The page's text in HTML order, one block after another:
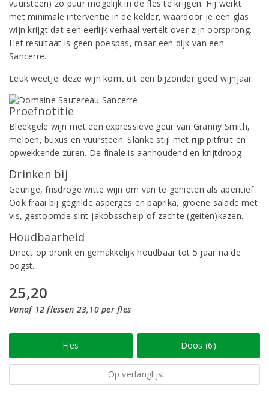
vuursteen) zo puur mogelijk in de fles te krijgen. Hij werkt
met minimale interventie in de kelder, waardoor je een glas
wijn krijgt dat een eerlijk verhaal vertelt over zijn oorsprong.
Het resultaat is geen poespas, maar een dijk van een
Sancerre.
Leuk weetje: deze wijn komt uit een bijzonder goed wijnjaar.
Proefnotitie
Bleekgele wijn met een expressieve geur van Granny Smith,
meloen, buxus en vuursteen. Slanke stijl met rijp pitfruit en
opwekkende zuren. De finale is aanhoudend en krijtdroog.
Drinken bij
Geurige, frisdroge witte wijn om van te genieten als aperitief.
Ook fraai bij gegrilde asperges en paprika, groene salade met
vis, gestoomde sint-jakobsschelp of zachte (geiten)kazen.
Houdbaarheid
Direct op dronk en gemakkelijk houdbaar tot 5 jaar na de
oogst.
25,20
Vanaf 12 flessen 23,10 per fles
Fles Doos (6)
Op verlanglijst